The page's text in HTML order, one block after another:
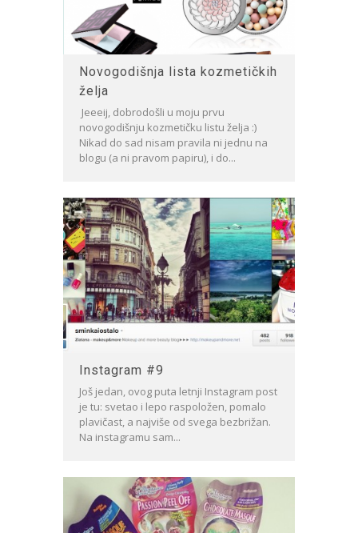
Novogodišnja lista kozmetičkih
želja
Jeeeij, dobrodošli u moju prvu
novogodišnju kozmetičku listu želja :)
Nikad do sad nisam pravila ni jednu na
blogu (a ni pravom papiru), i do...
Instagram #9
Još jedan, ovog puta letnji Instagram post
je tu: svetao i lepo raspoložen, pomalo
plavičast, a najviše od svega bezbrižan.
Na instagramu sam...